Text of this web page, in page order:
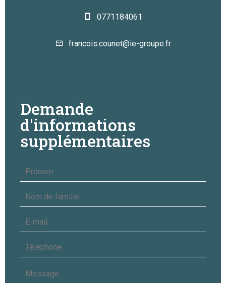
0771184061
francois.counet@ie-groupe.fr
Demande
d'informations
supplémentaires